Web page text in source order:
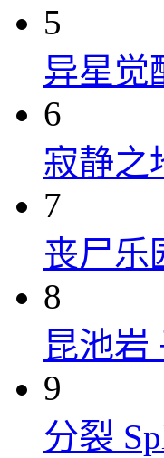
5
异星觉
6
寂静之
7
丧尸乐
8
昆池岩
9
分裂